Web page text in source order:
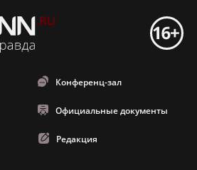
Конференц-зал
Официальные документы
Редакция